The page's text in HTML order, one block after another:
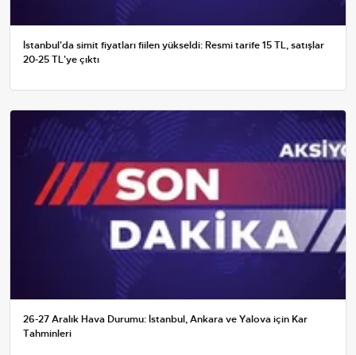
İstanbul'da simit fiyatları fiilen yükseldi: Resmi tarife 15 TL, satışlar
20-25 TL'ye çıktı
26-27 Aralık Hava Durumu: İstanbul, Ankara ve Yalova için Kar
Tahminleri